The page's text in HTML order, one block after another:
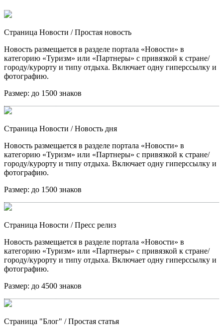
Страница Новости / Простая новость
Новость размещается в разделе портала «Новости» в
категорию «Туризм» или «Партнеры» с привязкой к стране/
городу/курорту и типу отдыха. Включает одну гиперссылку и
фотографию.
Размер: до 1500 знаков
Страница Новости / Новость дня
Новость размещается в разделе портала «Новости» в
категорию «Туризм» или «Партнеры» с привязкой к стране/
городу/курорту и типу отдыха. Включает одну гиперссылку и
фотографию.
Размер: до 1500 знаков
Страница Новости / Пресс релиз
Новость размещается в разделе портала «Новости» в
категорию «Туризм» или «Партнеры» с привязкой к стране/
городу/курорту и типу отдыха. Включает одну гиперссылку и
фотографию.
Размер: до 4500 знаков
Страница "Блог" / Простая статья